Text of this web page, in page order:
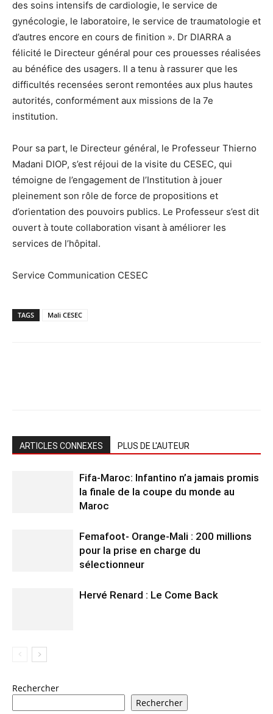
des soins intensifs de cardiologie, le service de
gynécologie, le laboratoire, le service de traumatologie et
d’autres encore en cours de finition ». Dr DIARRA a
félicité le Directeur général pour ces prouesses réalisées
au bénéfice des usagers. Il a tenu à rassurer que les
difficultés recensées seront remontées aux plus hautes
autorités, conformément aux missions de la 7e
institution.
Pour sa part, le Directeur général, le Professeur Thierno
Madani DIOP, s’est réjoui de la visite du CESEC, qui
témoigne de l’engagement de l’Institution à jouer
pleinement son rôle de force de propositions et
d’orientation des pouvoirs publics. Le Professeur s’est dit
ouvert à toute collaboration visant à améliorer les
services de l’hôpital.
Service Communication CESEC
TAGS Mali CESEC
ARTICLES CONNEXES PLUS DE L'AUTEUR
Fifa-Maroc: Infantino n’a jamais promis
la finale de la coupe du monde au
Maroc
Femafoot- Orange-Mali : 200 millions
pour la prise en charge du
sélectionneur
Hervé Renard : Le Come Back
Rechercher
Rechercher